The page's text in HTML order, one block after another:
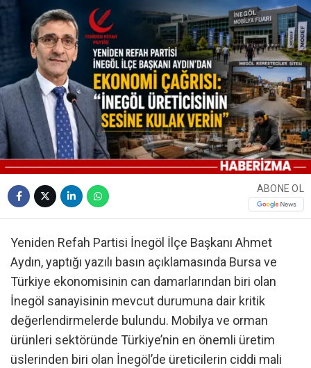
ABONE OL
Yeniden Refah Partisi İnegöl İlçe Başkanı Ahmet
Aydın, yaptığı yazılı basın açıklamasında Bursa ve
Türkiye ekonomisinin can damarlarından biri olan
İnegöl sanayisinin mevcut durumuna dair kritik
değerlendirmelerde bulundu. Mobilya ve orman
ürünleri sektöründe Türkiye’nin en önemli üretim
üslerinden biri olan İnegöl’de üreticilerin ciddi mali